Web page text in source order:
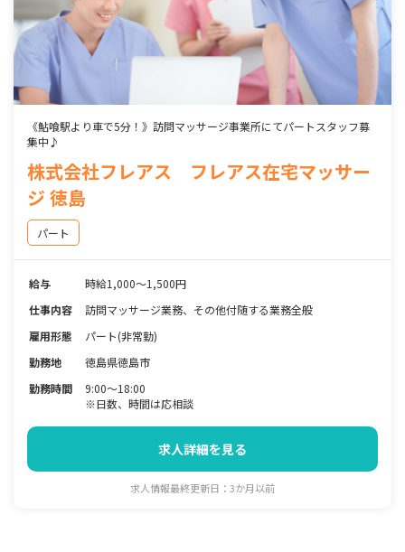
《鮎喰駅より車で5分！》訪問マッサージ事業所にてパートスタッフ募
集中♪
株式会社フレアス フレアス在宅マッサー
ジ 徳島
パート
給与
時給1,000～1,500円
仕事内容
訪問マッサージ業務、その他付随する業務全般
雇用形態
パート(非常勤)
勤務地
徳島県徳島市
勤務時間
9:00～18:00
※日数、時間は応相談
求人詳細を見る
求人情報最終更新日：3か月以前